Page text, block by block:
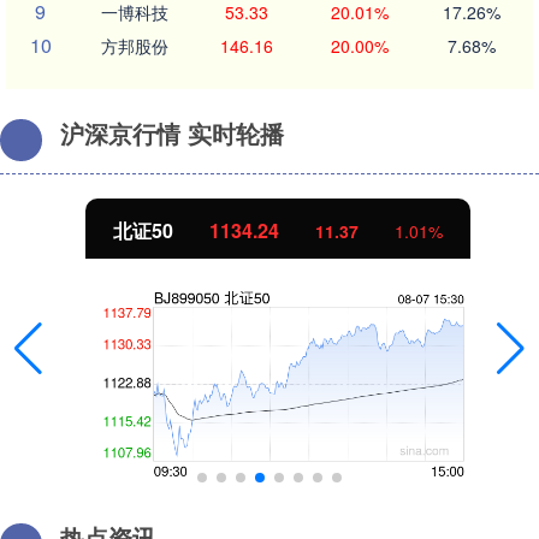
9 一博科技 53.33 20.01% 17.26%
10 方邦股份 146.16 20.00% 7.68%
沪深京行情 实时轮播
北证50 1134.24 11.37 1.01%